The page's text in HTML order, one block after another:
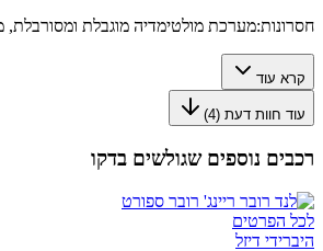
חסרונות:מערכת מולטימדיה מוגבלת ומסורבלת,
קרא עוד
עוד חוות דעת (4
)
רכבים נוספים שגולשים בדקו
לכל הפרטים
היברידי דיזל